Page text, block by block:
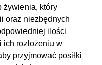
żywienia, który
oraz niezbędnych
ilości
ich rozłożeniu w
przyjmować posiłki